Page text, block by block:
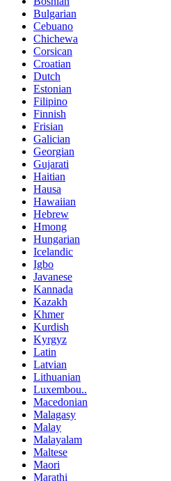
Bulgarian
Cebuano
Chichewa
Corsican
Croatian
Dutch
Estonian
Filipino
Finnish
Frisian
Galician
Georgian
Gujarati
Haitian
Hausa
Hawaiian
Hebrew
Hmong
Hungarian
Icelandic
Igbo
Javanese
Kannada
Kazakh
Khmer
Kurdish
Kyrgyz
Latin
Latvian
Lithuanian
Luxembou..
Macedonian
Malagasy
Malay
Malayalam
Maltese
Maori
Marathi